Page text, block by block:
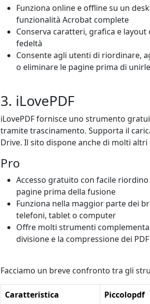
Funziona online e offline su un
funzionalità Acrobat complete
Conserva caratteri, grafica e layout
fedeltà
Consente agli utenti di riordinare,
o eliminare le pagine prima di unirle
3. iLovePDF
iLovePDF fornisce uno strumento
tramite trascinamento. Supporta il
Drive. Il sito dispone anche di molti
Pro
Accesso gratuito con facile
pagine prima della fusione
Funziona nella maggior parte dei
telefoni, tablet o computer
Offre molti strumenti
divisione e la compressione dei PDF
Facciamo un breve confronto tra gli
Caratteristica Piccolopdf